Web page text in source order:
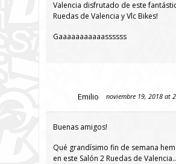
Valencia disfrutado de este
Ruedas de Valencia y Vlc Bikes!
Gaaaaaaaaaaassssss
Emilio noviembre 19, 2018 at
Buenas amigos!
Qué grandísimo fin de semana
en este Salón 2 Ruedas de